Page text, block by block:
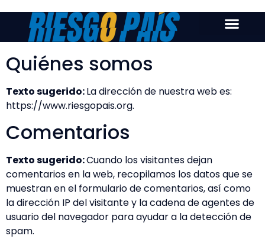
Nosotros
Webinars
Eventos
Quiénes somos
Texto sugerido:La dirección de nuestra web es:
https://www.riesgopais.org.
Comentarios
Texto sugerido:Cuando los visitantes dejan
comentarios en la web, recopilamos los datos que se
muestran en el formulario de comentarios, así como
la dirección IP del visitante y la cadena de agentes de
usuario del navegador para ayudar a la detección de
spam.